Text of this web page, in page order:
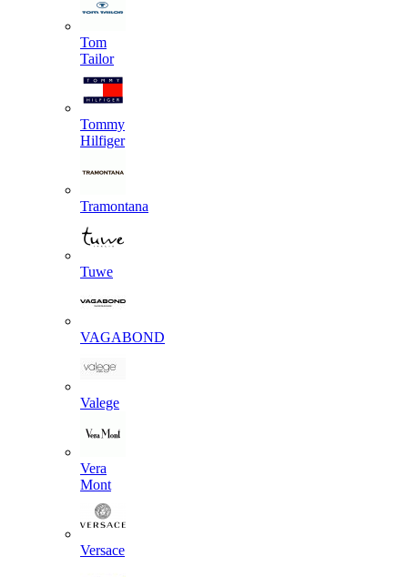
Tom
Tailor
Tommy
Hilfiger
Tramontana
Tuwe
VAGABOND
Valege
Vera
Mont
Versace